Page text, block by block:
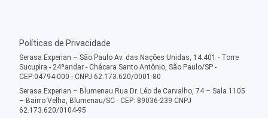
Políticas de Privacidade
Serasa Experian – São Paulo Av. das Nações Unidas, 14.401 - Torre
Sucupira - 24ºandar - Chácara Santo Antônio, São Paulo/SP -
CEP:04794-000 - CNPJ 62.173.620/0001-80
Serasa Experian – Blumenau Rua Dr. Léo de Carvalho, 74 – Sala 1105
– Bairro Velha, Blumenau/SC - CEP: 89036-239 CNPJ
62.173.620/0104-95